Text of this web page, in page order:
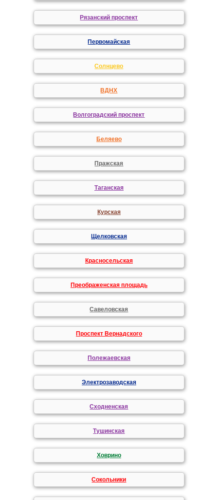
Рязанский проспект
Первомайская
Солнцево
ВДНХ
Волгоградский проспект
Беляево
Пражская
Таганская
Курская
Щелковская
Красносельская
Преображенская площадь
Савеловская
Проспект Вернадского
Полежаевская
Электрозаводская
Сходненская
Тушинская
Ховрино
Сокольники